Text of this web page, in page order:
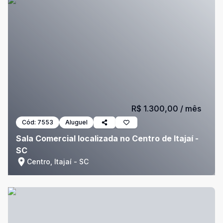
Cód: 7553 Aluguel
Sala Comercial localizada no Centro de Itajaí -
SC
Centro, Itajaí - SC
R$ 1.300,00 / mês